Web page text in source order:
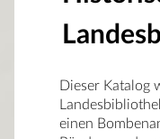
Dieser Katalog
einen